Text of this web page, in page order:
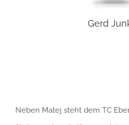
Gerd
Neben Matej steht dem TC